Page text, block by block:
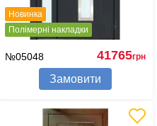
Новинка
Полімерні накладки
№05048 41765грн
Замовити